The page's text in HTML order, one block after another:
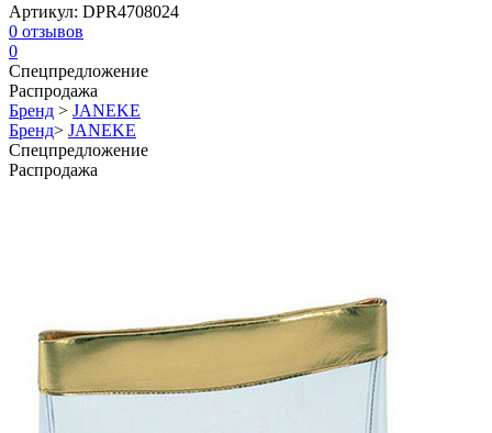
Артикул: DPR4708024
0 отзывов
0
Спецпредложение
Распродажа
Бренд > JANEKE
Бренд> JANEKE
Спецпредложение
Распродажа